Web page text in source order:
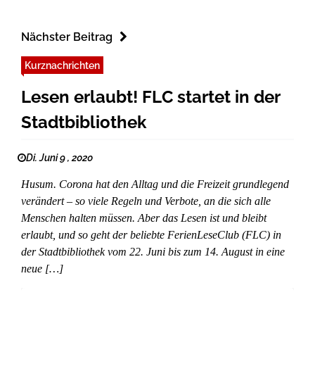
Nächster Beitrag
Kurznachrichten
Lesen erlaubt! FLC startet in der
Stadtbibliothek
Di. Juni 9 , 2020
Husum. Corona hat den Alltag und die Freizeit grundlegend
verändert – so viele Regeln und Verbote, an die sich alle
Menschen halten müssen. Aber das Lesen ist und bleibt
erlaubt, und so geht der beliebte FerienLeseClub (FLC) in
der Stadtbibliothek vom 22. Juni bis zum 14. August in eine
neue […]